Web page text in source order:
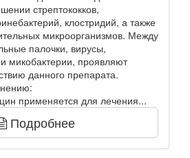
стрептококков,
клостридий, а также
микроорганизмов. Между
палочки, вирусы,
микобактерии, проявляют
данного препарата.
применяется для лечения...
Подробнее